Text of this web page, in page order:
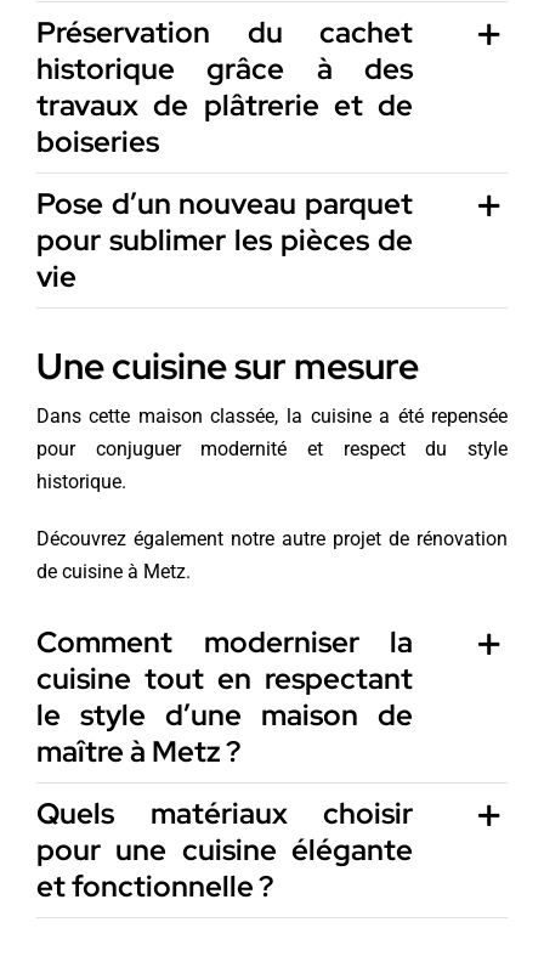
Préservation du cachet
historique grâce à des
travaux de plâtrerie et de
boiseries
Pose d’un nouveau parquet
pour sublimer les pièces de
vie
Une cuisine sur mesure
Dans cette maison classée, la cuisine a été repensée
pour conjuguer modernité et respect du style
historique.
Découvrez également notre autre projet de rénovation
de cuisine à Metz.
Comment moderniser la
cuisine tout en respectant
le style d’une maison de
maître à Metz ?
Quels matériaux choisir
pour une cuisine élégante
et fonctionnelle ?